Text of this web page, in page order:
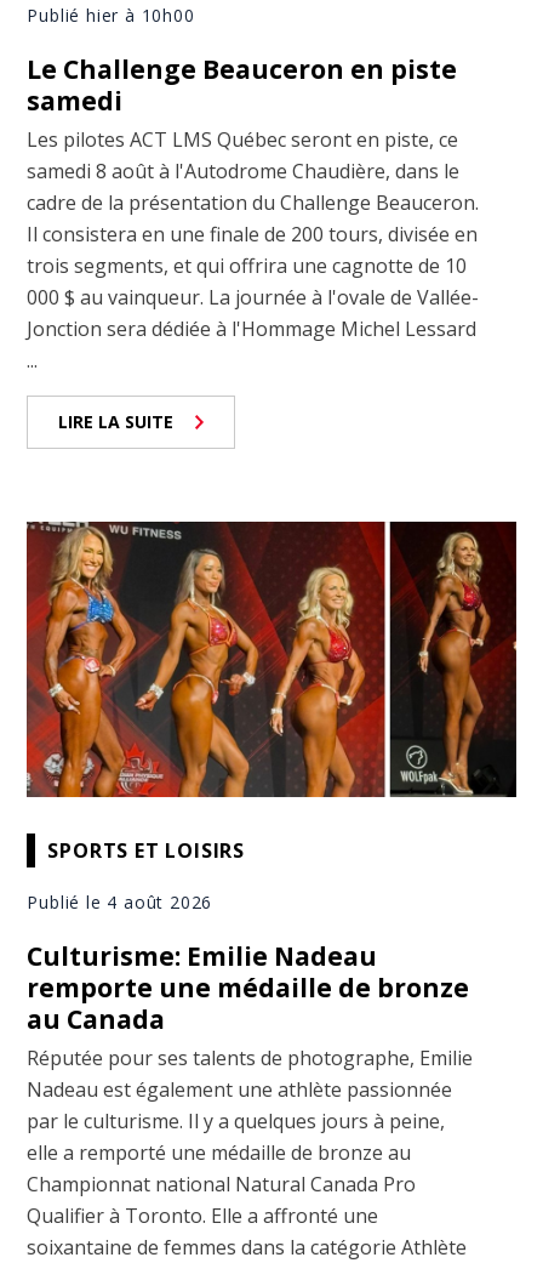
Publié hier à 10h00
Le Challenge Beauceron en piste
samedi
Les pilotes ACT LMS Québec seront en piste, ce
samedi 8 août à l'Autodrome Chaudière, dans le
cadre de la présentation du Challenge Beauceron.
Il consistera en une finale de 200 tours, divisée en
trois segments, et qui offrira une cagnotte de 10
000 $ au vainqueur. La journée à l'ovale de Vallée-
Jonction sera dédiée à l'Hommage Michel Lessard
...
LIRE LA SUITE
SPORTS ET LOISIRS
Publié le 4 août 2026
Culturisme: Emilie Nadeau
remporte une médaille de bronze
au Canada
Réputée pour ses talents de photographe, Emilie
Nadeau est également une athlète passionnée
par le culturisme. Il y a quelques jours à peine,
elle a remporté une médaille de bronze au
Championnat national Natural Canada Pro
Qualifier à Toronto. Elle a affronté une
soixantaine de femmes dans la catégorie Athlète